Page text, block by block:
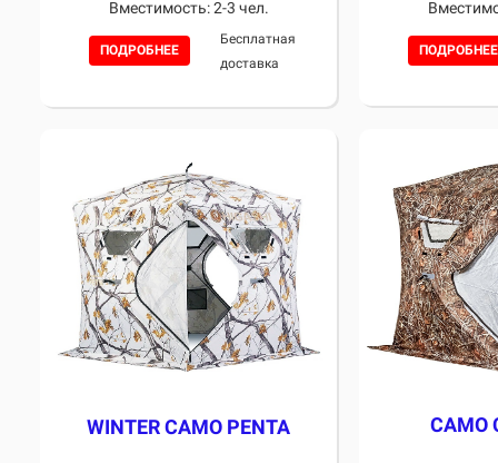
Вместимость: 2-3 чел.
ПОДРОБНЕЕ
Бесплатная
доставка
ПОДРОБНЕЕ
WINTER CAMO PENTA CAMO